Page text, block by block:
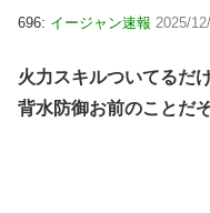
696: イージャン速報 2025/
火力スキルついてるだ
背水防御お前のことだ